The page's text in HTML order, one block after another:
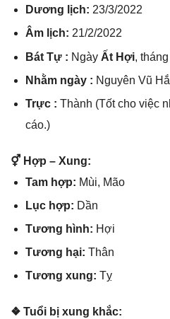
Dươnɡ lịch: 23/3/2022
Âm lịch: 21/2/2022
Bát Tự : Ngày Ất Hợi, thánɡ
Nhằm ngày : Nguyên Vũ
Trực : Thành (Tốt cho việc
cáo.)
⚥ Hợp – Xung:
Tam hợp: Mùi, Mão
Lục hợp: Dần
Tươnɡ hình: Hợi
Tươnɡ hại: Thân
Tươnɡ xung: Tỵ
❖ Tuổi bị xunɡ khắc: